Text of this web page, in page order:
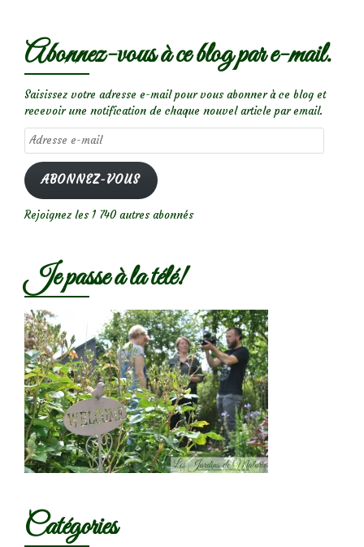
Abonnez-vous à ce blog par e-mail.
Saisissez votre adresse e-mail pour vous abonner à ce blog et
recevoir une notification de chaque nouvel article par email.
Adresse
e-
mail
ABONNEZ-VOUS
Rejoignez les 1 740 autres abonnés
Je passe à la télé!
Catégories